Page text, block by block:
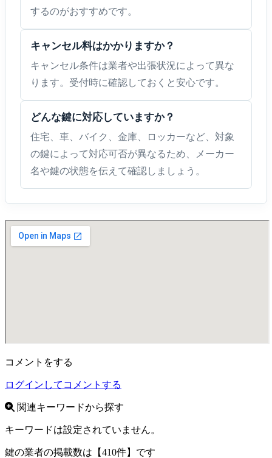
するのがおすすめです。
キャンセル料はかかりますか？
キャンセル条件は業者や出張状況によって異な
ります。受付時に確認しておくと安心です。
どんな鍵に対応していますか？
住宅、車、バイク、金庫、ロッカーなど、対象
の鍵によって対応可否が異なるため、メーカー
名や鍵の状態を伝えて確認しましょう。
コメントをする
ログインしてコメントする
関連キーワードから探す
キーワードは設定されていません。
鍵の業者の掲載数は 【410件】 です